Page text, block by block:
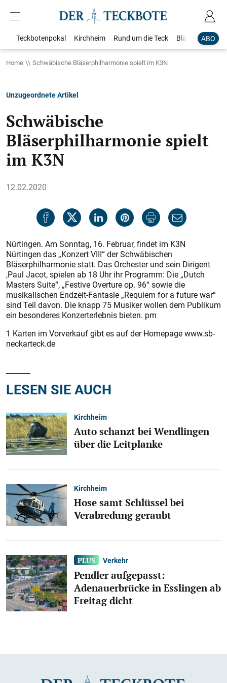
ABO
Teckbotenpokal Kirchheim Rund um die Teck Blaulicht
Home Schwäbische Bläserphilharmonie spielt im K3N
Unzugeordnete Artikel
Schwäbische
Bläserphilharmonie spielt
im K3N
12.02.2020
Nürtingen. Am Sonntag, 16. Februar, findet im K3N
Nürtingen das „Konzert VIII“ der Schwäbischen
Bläserphilharmonie statt. Das Orchester und sein Dirigent
,Paul Jacot, spielen ab 18 Uhr ihr Programm: Die „Dutch
Masters Suite“, „Festive Overture op. 96“ sowie die
musikalischen Endzeit-Fantasie „Requiem for a future war“
sind Teil davon. Die knapp 75 Musiker wollen dem Publikum
ein besonderes Konzerterlebnis bieten. pm
1 Karten im Vorverkauf gibt es auf der Homepage www.sb-
neckarteck.de
LESEN SIE AUCH
Kirchheim
Auto schanzt bei Wendlingen
über die Leitplanke
Kirchheim
Hose samt Schlüssel bei
Verabredung geraubt
Verkehr
Pendler aufgepasst:
Adenauerbrücke in Esslingen ab
Freitag dicht